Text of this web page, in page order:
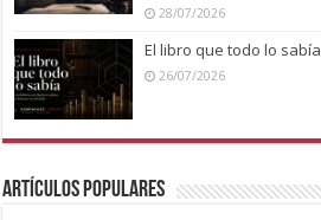
28/07/2026
El libro que todo lo sabía
26/07/2026
Artículos Populares